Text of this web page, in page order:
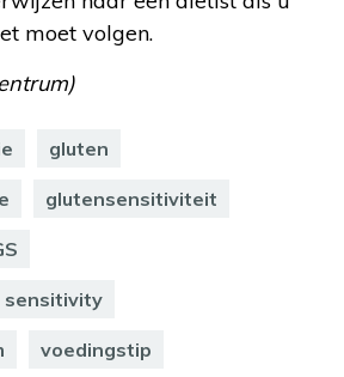
moet volgen.
gluten
glutensensitiviteit
sensitivity
voedingstip